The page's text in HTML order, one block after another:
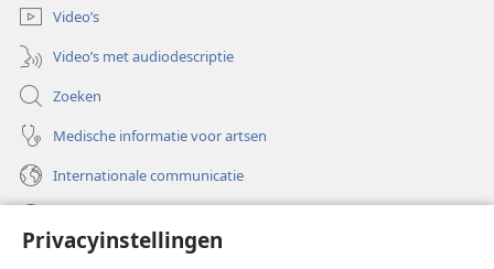
Privacyinstellingen
Video’s
Video’s met audiodescriptie
Zoeken
Medische informatie voor artsen
Internationale communicatie